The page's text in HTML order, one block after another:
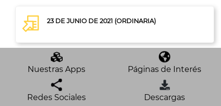
23 DE JUNIO DE 2021 (ORDINARIA)
Nuestras Apps Páginas de Interés
Redes Sociales Descargas